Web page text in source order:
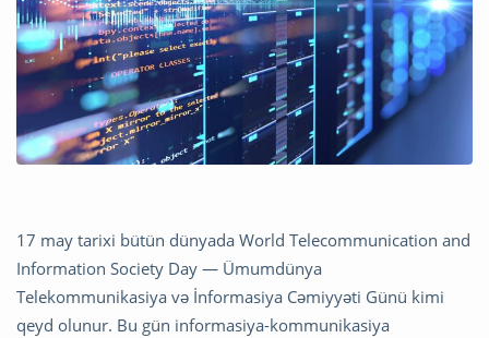
17 may tarixi bütün dünyada World Telecommunication and
Information Society Day — Ümumdünya
Telekommunikasiya və İnformasiya Cəmiyyəti Günü kimi
qeyd olunur. Bu gün informasiya-kommunikasiya